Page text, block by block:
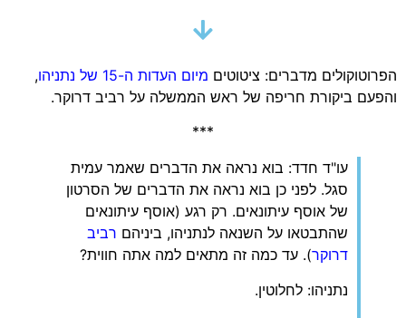
הפרוטוקולים מדברים: ציטוטים מיום העדות ה-15 של נתניהו
,
והפעם ביקורת חריפה של ראש הממשלה על רביב דרוקר.
***
עו"ד חדד: בוא נראה את הדברים שאמר עמית
סגל. לפני כן בוא נראה את הדברים של הסרטון
של אוסף עיתונאים. רק רגע (אוסף עיתונאים
שהתבטאו על השנאה לנתניהו, ביניהם רביב
דרוקר). עד כמה זה מתאים למה אתה חווית?
נתניהו: לחלוטין.